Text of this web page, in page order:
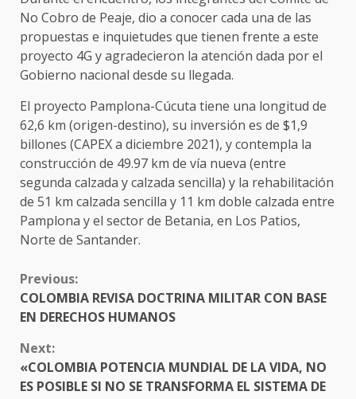
No Cobro de Peaje, dio a conocer cada una de las
propuestas e inquietudes que tienen frente a este
proyecto 4G y agradecieron la atención dada por el
Gobierno nacional desde su llegada.
El proyecto Pamplona-Cúcuta tiene una longitud de
62,6 km (origen-destino), su inversión es de $1,9
billones (CAPEX a diciembre 2021), y contempla la
construcción de 49.97 km de vía nueva (entre
segunda calzada y calzada sencilla) y la rehabilitación
de 51 km calzada sencilla y 11 km doble calzada entre
Pamplona y el sector de Betania, en Los Patios,
Norte de Santander.
CONTINUE
READING
Previous:
COLOMBIA REVISA DOCTRINA MILITAR CON BASE
EN DERECHOS HUMANOS
Next:
«COLOMBIA POTENCIA MUNDIAL DE LA VIDA, NO
ES POSIBLE SI NO SE TRANSFORMA EL SISTEMA DE